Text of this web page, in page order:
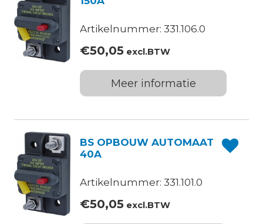
Artikelnummer: 331.106.0
€50,05 excl.BTW
Meer informatie
BS OPBOUW AUTOMAAT
40A
Artikelnummer: 331.101.0
€50,05 excl.BTW